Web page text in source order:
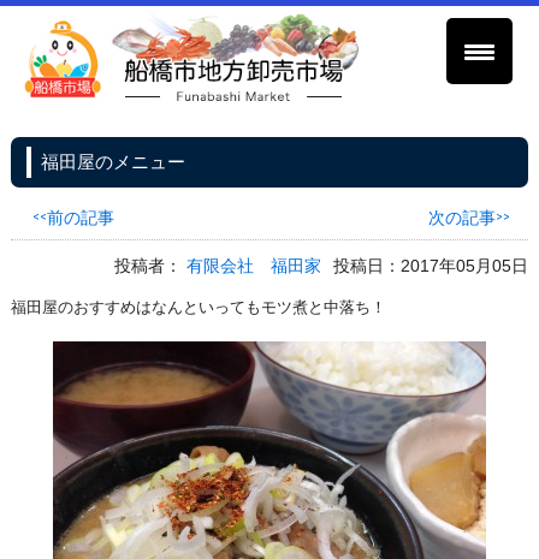
福田屋のメニュー
<<前の記事 次の記事>>
投稿者：有限会社 福田家 投稿日：2017年05月05日
福田屋のおすすめはなんといってもモツ煮と中落ち！